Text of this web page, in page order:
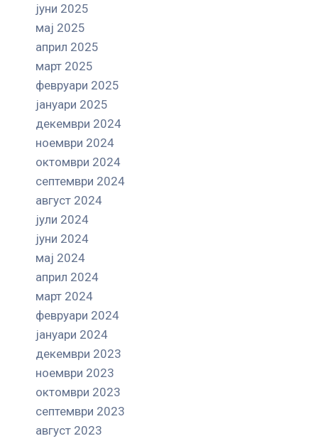
јуни 2025
мај 2025
април 2025
март 2025
февруари 2025
јануари 2025
декември 2024
ноември 2024
октомври 2024
септември 2024
август 2024
јули 2024
јуни 2024
мај 2024
април 2024
март 2024
февруари 2024
јануари 2024
декември 2023
ноември 2023
октомври 2023
септември 2023
август 2023